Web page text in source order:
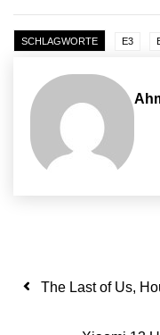
SCHLAGWORTE E3
Yazı
The Last of Us,